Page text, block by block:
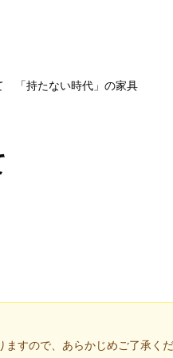
「持たない時代」の家具
すので、あらかじめご了承くだ